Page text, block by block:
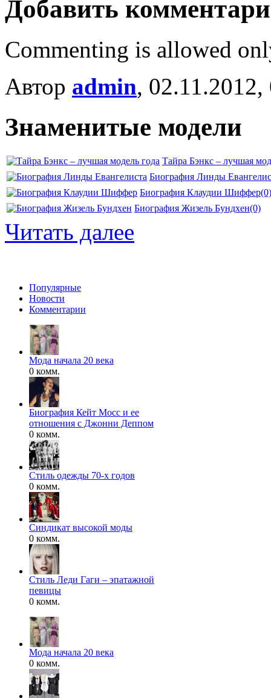
Добавить
Commenting is allowed
Автор admin,
Знаменитые модели
Тайра Бэнкс – лучшая
Биография Линды
Биография Клаудии Шиффер(0)
Биография Жизель Бундхен(0)
Читать далее
Популярные
Новости
Комментарии
Мода начала 20 века
0 комм.
Биография Кейт Мосс и ее
отношения с Джонни Деппом
0 комм.
Стиль одежды 70-х годов
0 комм.
Синдикат высокой моды
0 комм.
Стиль Леди Гаги – эпатажной
певицы
0 комм.
Мода начала 20 века
0 комм.